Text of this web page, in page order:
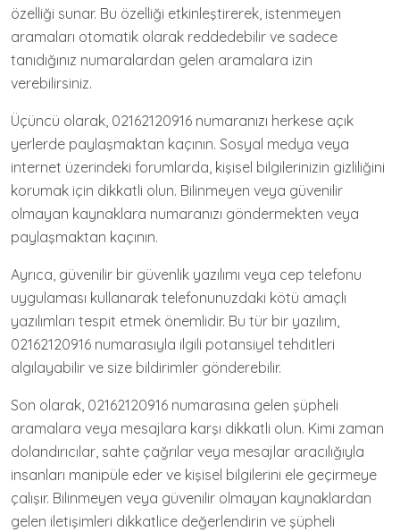
özelliği sunar. Bu özelliği etkinleştirerek, istenmeyen
aramaları otomatik olarak reddedebilir ve sadece
tanıdığınız numaralardan gelen aramalara izin
verebilirsiniz.
Üçüncü olarak, 02162120916 numaranızı herkese açık
yerlerde paylaşmaktan kaçının. Sosyal medya veya
internet üzerindeki forumlarda, kişisel bilgilerinizin gizliliğini
korumak için dikkatli olun. Bilinmeyen veya güvenilir
olmayan kaynaklara numaranızı göndermekten veya
paylaşmaktan kaçının.
Ayrıca, güvenilir bir güvenlik yazılımı veya cep telefonu
uygulaması kullanarak telefonunuzdaki kötü amaçlı
yazılımları tespit etmek önemlidir. Bu tür bir yazılım,
02162120916 numarasıyla ilgili potansiyel tehditleri
algılayabilir ve size bildirimler gönderebilir.
Son olarak, 02162120916 numarasına gelen şüpheli
aramalara veya mesajlara karşı dikkatli olun. Kimi zaman
dolandırıcılar, sahte çağrılar veya mesajlar aracılığıyla
insanları manipüle eder ve kişisel bilgilerini ele geçirmeye
çalışır. Bilinmeyen veya güvenilir olmayan kaynaklardan
gelen iletişimleri dikkatlice değerlendirin ve şüpheli